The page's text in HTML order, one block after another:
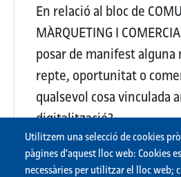
En relació al bloc de
MÀRQUETING I
posar de manifest alguna
repte, oportunitat o
qualsevol cosa vinculada
digitalització?
{Buit}
Utilitzem una selecció de cookies
pàgines d'aquest lloc web: Cookies
necessàries per utilitzar el lloc web;